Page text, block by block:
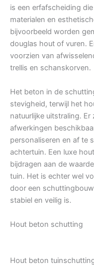
is een erfafscheiding
materialen en
bijvoorbeeld worden
douglas hout of vuren.
voorzien van
trellis en schanskorven.
Het beton in de
stevigheid, terwijl het
natuurlijke uitstraling.
afwerkingen
personaliseren en af te
achtertuin. Een luxe
bijdragen aan de
tuin. Het is echter wel
door een
stabiel en veilig is.
Hout beton schutting
Hout beton